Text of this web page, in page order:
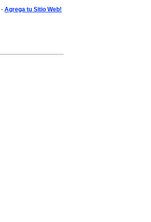
- Agrega tu Sitio Web!